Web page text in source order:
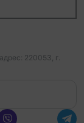
220053, г.